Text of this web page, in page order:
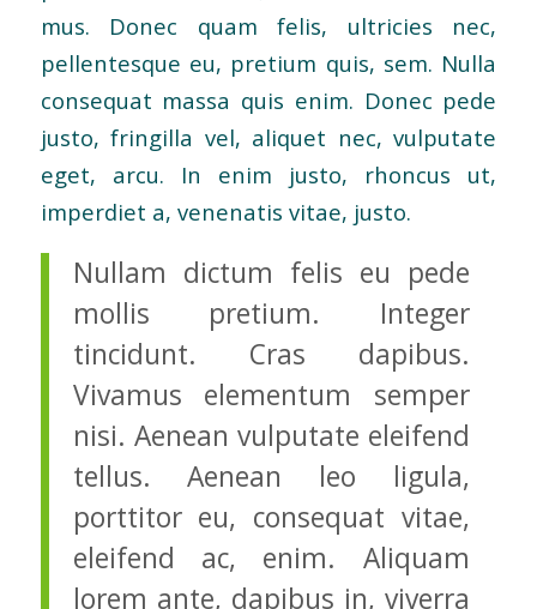
mus. Donec quam felis, ultricies nec,
pellentesque eu, pretium quis, sem. Nulla
consequat massa quis enim. Donec pede
justo, fringilla vel, aliquet nec, vulputate
eget, arcu. In enim justo, rhoncus ut,
imperdiet a, venenatis vitae, justo.
Nullam dictum felis eu pede
mollis pretium. Integer
tincidunt. Cras dapibus.
Vivamus elementum semper
nisi. Aenean vulputate eleifend
tellus. Aenean leo ligula,
porttitor eu, consequat vitae,
eleifend ac, enim. Aliquam
lorem ante, dapibus in, viverra